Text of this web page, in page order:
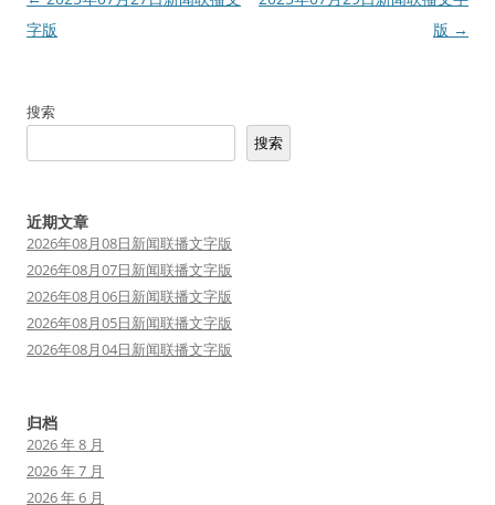
章
字版
版 →
搜索
搜索
近期文章
2026年08月08日新闻联播文字版
2026年08月07日新闻联播文字版
2026年08月06日新闻联播文字版
2026年08月05日新闻联播文字版
2026年08月04日新闻联播文字版
归档
2026 年 8 月
2026 年 7 月
2026 年 6 月